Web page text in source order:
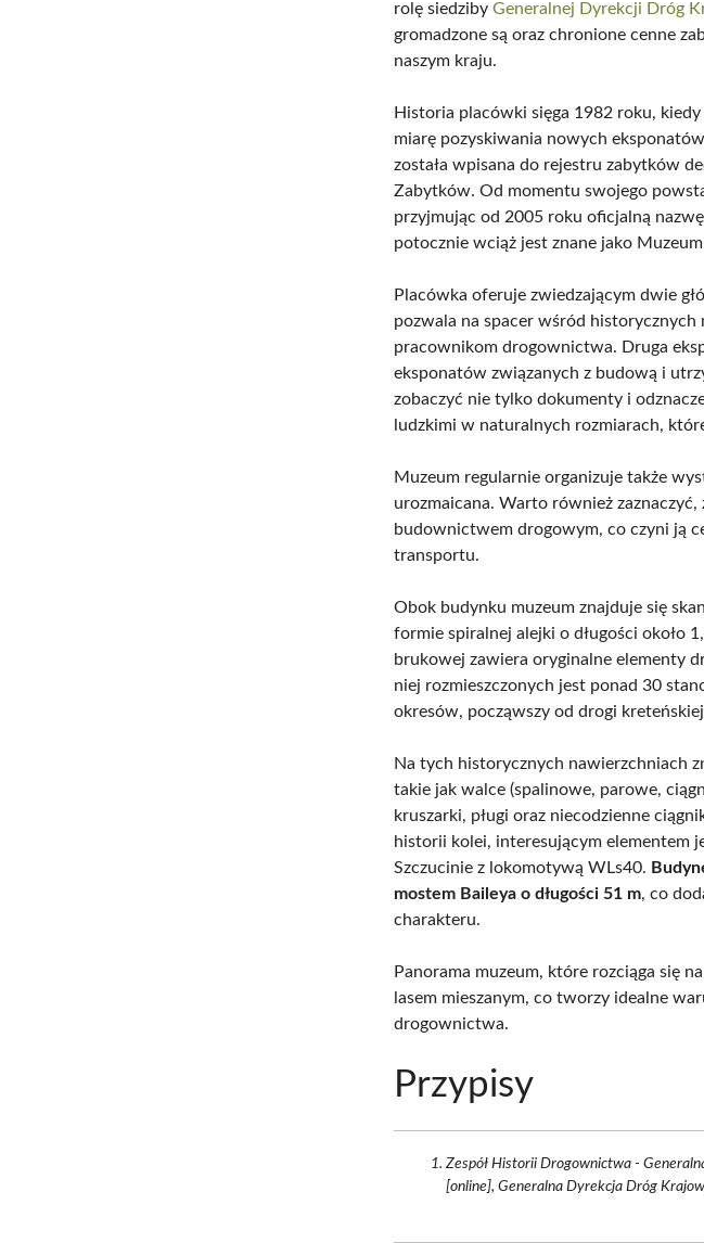
rolę siedzibyGeneralnej Dyrekcji Dróg
gromadzone są oraz chronione cenne
naszym kraju.
Historia placówki sięga 1982 roku,
miarę pozyskiwania nowych
została wpisana do rejestru zabytków
Zabytków. Od momentu swojego
przyjmując od 2005 roku oficjalną
potocznie wciąż jest znane jako
Placówka oferuje zwiedzającym dwie
pozwala na spacer wśród historycznych
pracownikom drogownictwa. Druga
eksponatów związanych z budową i
zobaczyć nie tylko dokumenty i
ludzkimi w naturalnych rozmiarach,
Muzeum regularnie organizuje także
urozmaicana. Warto również
budownictwem drogowym, co czyni ją
transportu.
Obok budynku muzeum znajduje się
formie spiralnej alejki o długości około
brukowej zawiera oryginalne elementy
niej rozmieszczonych jest ponad 30
okresów, począwszy od drogi
Na tych historycznych nawierzchniach
takie jak walce (spalinowe, parowe,
kruszarki, pługi oraz niecodzienne
historii kolei, interesującym elementem
Szczucinie z lokomotywą WLs40.
mostem Baileya o długości 51 m, co
charakteru.
Panorama muzeum, które rozciąga się
lasem mieszanym, co tworzy idealne
drogownictwa.
Przypisy
Zespół Historii Drogownictwa -
[online], Generalna Dyrekcja Dróg